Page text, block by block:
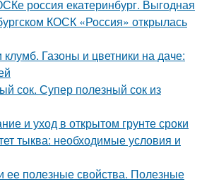
россия екатеринбург. Выгодная
КОСК «Россия» открылась
клумб. Газоны и цветники на даче:
сок. Супер полезный сок из
и уход в открытом грунте сроки
тыква: необходимые условия и
ее полезные свойства. Полезные